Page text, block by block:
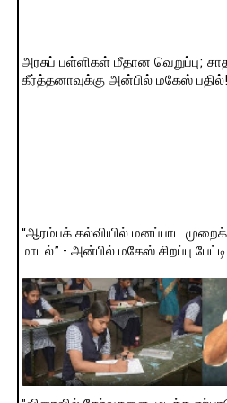
அரசுப் பள்ளிகள் மீதான வெறுப்பு;
கீர்த்தனாவுக்கு அன்பில் மகேஸ் பதில்!
“ஆரம்பக் கல்வியில் மனப்பாட
மாடல்” - அன்பில் மகேஸ் சிறப்பு பேட்டி